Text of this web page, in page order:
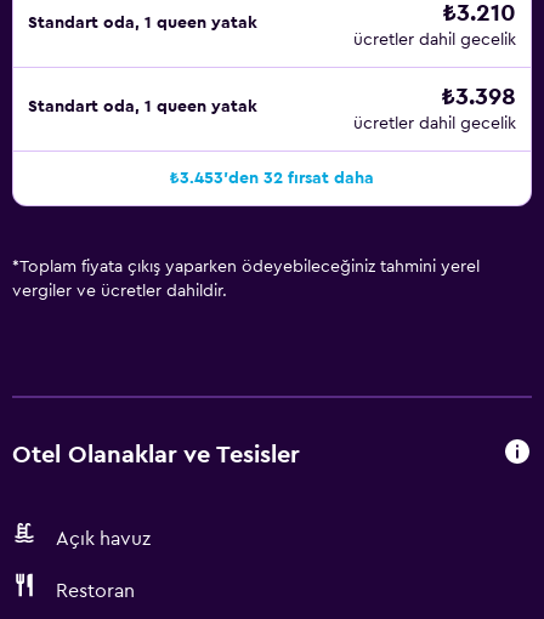
Standart oda, 1 queen yatak ₺3.210
ücretler dahil gecelik
Standart oda, 1 queen yatak ₺3.398
ücretler dahil gecelik
₺3.453'den 32 fırsat daha
*Toplam fiyata çıkış yaparken ödeyebileceğiniz tahmini yerel
vergiler ve ücretler dahildir.
Otel Olanaklar ve Tesisler
Açık havuz
Restoran